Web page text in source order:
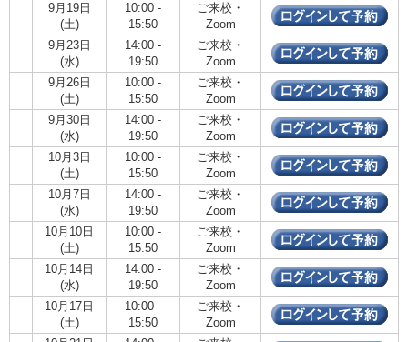
9月19日
(土)
10:00 -
15:50
ご来校・
Zoom
9月23日
(水)
14:00 -
19:50
ご来校・
Zoom
9月26日
(土)
10:00 -
15:50
ご来校・
Zoom
9月30日
(水)
14:00 -
19:50
ご来校・
Zoom
10月3日
(土)
10:00 -
15:50
ご来校・
Zoom
10月7日
(水)
14:00 -
19:50
ご来校・
Zoom
10月10日
(土)
10:00 -
15:50
ご来校・
Zoom
10月14日
(水)
14:00 -
19:50
ご来校・
Zoom
10月17日
(土)
10:00 -
15:50
ご来校・
Zoom